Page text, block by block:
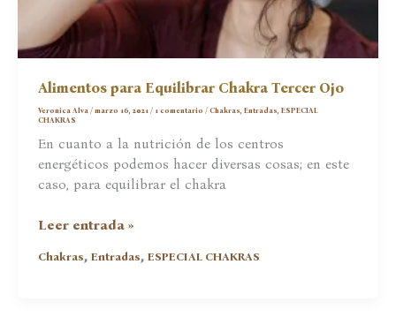
Alimentos para Equilibrar Chakra Tercer Ojo
Veronica Alva/marzo 16, 2021/ 1 comentario /Chakras ,Entradas ,ESPECIAL
CHAKRAS
En cuanto a la nutrición de los centros
energéticos podemos hacer diversas cosas; en este
caso, para equilibrar el chakra
Alimentos
Equilibrar
Leer entrada »
Chakras,Entradas,ESPECIAL CHAKRAS